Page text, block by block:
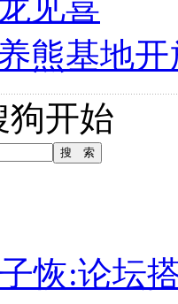
熊基地开
狗开始
恢:论坛